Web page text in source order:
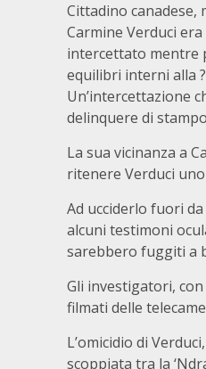
Cittadino canadese,
Carmine Verduci
intercettato mentre
equilibri interni alla
Un’intercettazione
delinquere di
La sua vicinanza a
ritenere Verduci
Ad ucciderlo fuori
alcuni testimoni
sarebbero fuggiti a
Gli investigatori,
filmati delle
L’omicidio di
scoppiata tra la